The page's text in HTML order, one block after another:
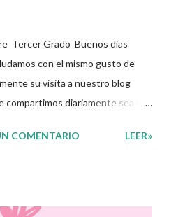
Tercer Grado Buenos días
con el mismo gusto de
su visita a nuestro blog
compartimos diariamente sea de
Examen correspomdiente
COMENTARIO LEER»